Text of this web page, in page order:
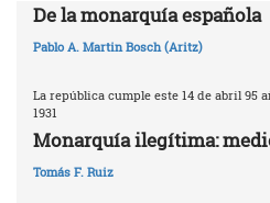
De la monarquía española
Pablo A. Martin Bosch (Aritz)
La república cumple este 14 de abril 95
1931
Monarquía ilegítima:
Tomás F. Ruiz